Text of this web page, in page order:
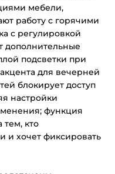
мебели,
работу с горячими
с регулировкой
дополнительные
подсветки при
для вечерней
блокирует доступ
настройки
функция
кто
и хочет фиксировать